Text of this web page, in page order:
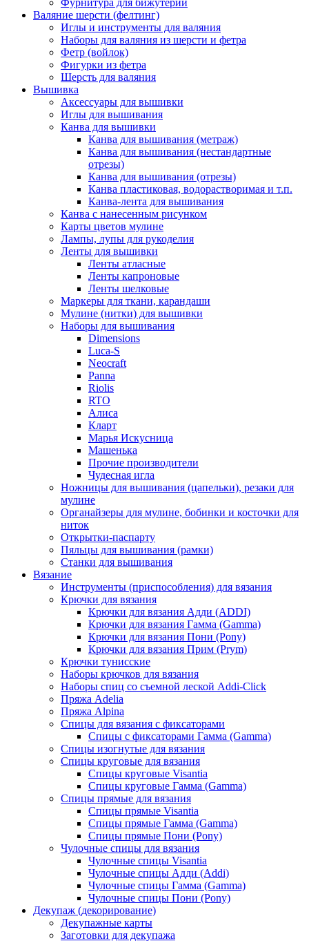
Фурнитура для бижутерии
Валяние шерсти (фелтинг)
Иглы и инструменты для валяния
Наборы для валяния из шерсти и фетра
Фетр (войлок)
Фигурки из фетра
Шерсть для валяния
Вышивка
Аксессуары для вышивки
Иглы для вышивания
Канва для вышивки
Канва для вышивания (метраж)
Канва для вышивания (нестандартные
отрезы)
Канва для вышивания (отрезы)
Канва пластиковая, водорастворимая и т.п.
Канва-лента для вышивания
Канва с нанесенным рисунком
Карты цветов мулине
Лампы, лупы для рукоделия
Ленты для вышивки
Ленты атласные
Ленты капроновые
Ленты шелковые
Маркеры для ткани, карандаши
Мулине (нитки) для вышивки
Наборы для вышивания
Dimensions
Luca-S
Neocraft
Panna
Riolis
RTO
Алиса
Кларт
Марья Искусница
Машенька
Прочие производители
Чудесная игла
Ножницы для вышивания (цапельки), резаки для
мулине
Органайзеры для мулине, бобинки и косточки для
ниток
Открытки-паспарту
Пяльцы для вышивания (рамки)
Станки для вышивания
Вязание
Инструменты (приспособления) для вязания
Крючки для вязания
Крючки для вязания Адди (ADDI)
Крючки для вязания Гамма (Gamma)
Крючки для вязания Пони (Pony)
Крючки для вязания Прим (Prym)
Крючки тунисские
Наборы крючков для вязания
Наборы спиц со съемной леской Addi-Click
Пряжа Adelia
Пряжа Alpina
Спицы для вязания с фиксаторами
Спицы с фиксаторами Гамма (Gamma)
Спицы изогнутые для вязания
Спицы круговые для вязания
Спицы круговые Visantia
Спицы круговые Гамма (Gamma)
Спицы прямые для вязания
Спицы прямые Visantia
Спицы прямые Гамма (Gamma)
Спицы прямые Пони (Pony)
Чулочные спицы для вязания
Чулочные спицы Visantia
Чулочные спицы Адди (Addi)
Чулочные спицы Гамма (Gamma)
Чулочные спицы Пони (Pony)
Декупаж (декорирование)
Декупажные карты
Заготовки для декупажа